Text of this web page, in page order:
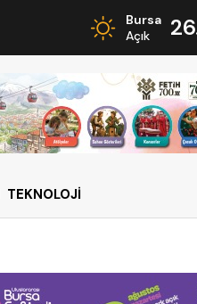
Bursa
Açık
TEKNOLOJİ